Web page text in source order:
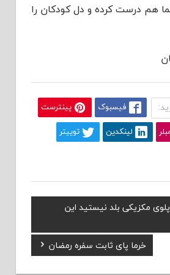
هم درست کرده و دل کودکان را
فیسبوک پینترست
لینکدین توییتر
مکزیکی بلد نیستید این
Next
Post:
خرما پای ثابت سفره رمضان